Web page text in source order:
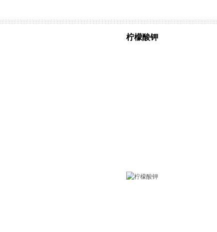
柠檬酸钾